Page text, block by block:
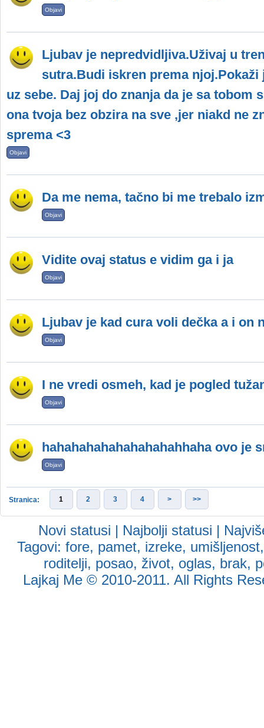
Objavi
Ljubav je nepredvidljiva.Uživaj u
sutra.Budi iskren prema
uz sebe. Daj joj do znanja da je sa tobom
ona tvoja bez obzira na sve ,jer niakd ne
sprema <3
Objavi
Da me nema, tačno bi me trebalo
Objavi
Vidite ovaj status e vidim ga i ja
Objavi
Ljubav je kad cura voli dečka a i on
Objavi
I ne vredi osmeh, kad je pogled
Objavi
hahahahahahahahahahhaha ovo je
Objavi
Stranica: 1 2 3 4 > >>
Novi statusi | Najbolji statusi |
Tagovi:fore, pamet, izreke, umišljenost
roditelji, posao, život, oglas, brak,
Lajkaj Me © 2010-2011. All Rights